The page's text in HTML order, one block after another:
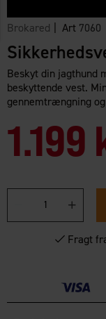
Brokared | Art 7060
Beskyt din jagthund
beskyttende vest.
gennemtrængning
1.199
Fragt